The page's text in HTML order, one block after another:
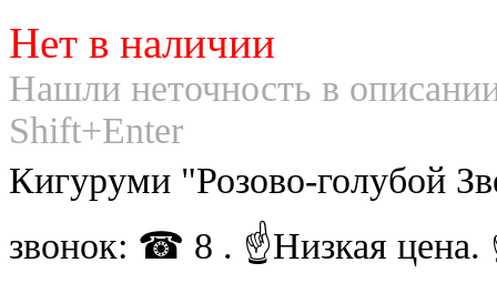
Нет в наличии
Нашли неточность в
Shift+Enter
Кигуруми "Розово-голубой
звонок: ☎ 8 . ☝Низкая